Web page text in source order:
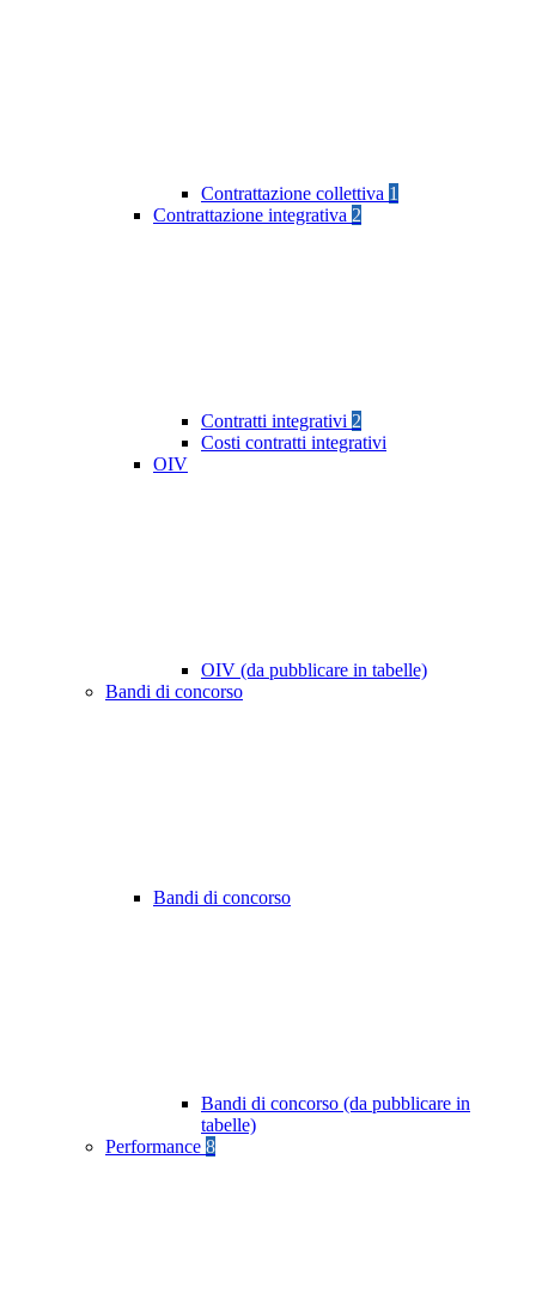
Contrattazione collettiva 1
Contrattazione integrativa 2
Contratti integrativi 2
Costi contratti integrativi
OIV
OIV (da pubblicare in tabelle)
Bandi di concorso
Bandi di concorso
Bandi di concorso (da pubblicare in
tabelle)
Performance 8